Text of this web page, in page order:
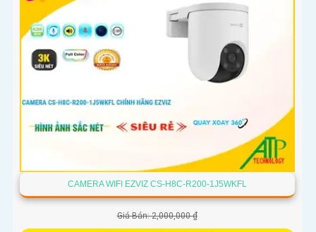
CAMERA WIFI EZVIZ CS-H8C-R200-1J5WKFL
Giá Bán: 2,000,000 ₫